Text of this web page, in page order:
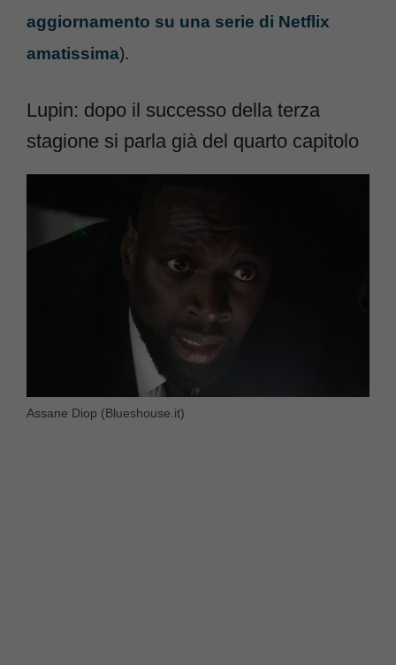
aggiornamento su una serie di Netflix
amatissima).
Lupin: dopo il successo della terza
stagione si parla già del quarto capitolo
Assane Diop (Blueshouse.it)